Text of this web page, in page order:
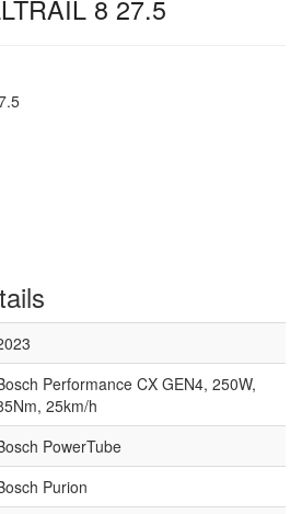
8 27.5
Performance CX GEN4, 250W,
25km/h
PowerTube
Purion